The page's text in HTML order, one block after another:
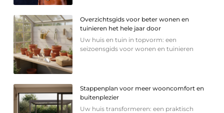
Overzichtsgids voor beter wonen en
tuinieren het hele jaar door
Uw huis en tuin in topvorm: een
seizoensgids voor wonen en tuinieren
Stappenplan voor meer wooncomfort en
buitenplezier
Uw huis transformeren: een praktisch